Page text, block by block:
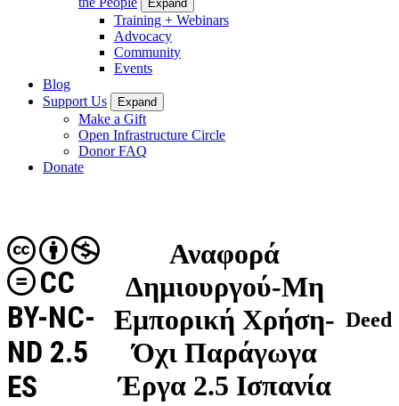
Expand
Training + Webinars
Advocacy
Community
Events
Blog
Support Us
Expand
Make a Gift
Open Infrastructure Circle
Donor FAQ
Donate
Αναφορά
Δημιουργού-Μη
Εμπορική Χρήση-
Όχι Παράγωγα
Έργα 2.5 Ισπανία
CC
BY-NC-
ND 2.5
ES
Deed